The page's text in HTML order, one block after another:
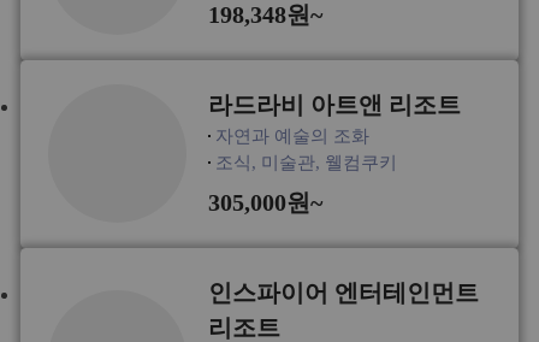
198,348원~
라드라비 아트앤 리조트
자연과 예술의 조화
조식, 미술관, 웰컴쿠키
305,000원~
인스파이어 엔터테인먼트
리조트